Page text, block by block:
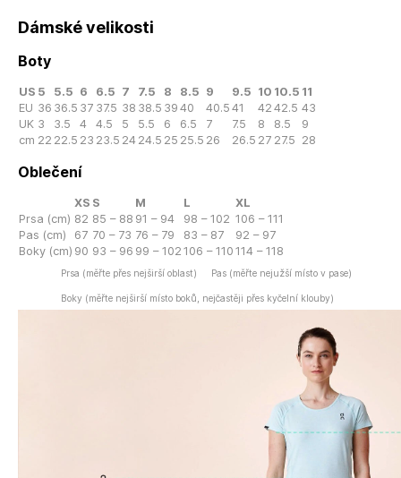
Dámské velikosti
Boty
US 5 5.5 6 6.5 7 7.5 8 8.5 9 9.5 10 10.5 11
EU 36 36.5 37 37.5 38 38.5 39 40 40.5 41 42 42.5 43
UK 3 3.5 4 4.5 5 5.5 6 6.5 7 7.5 8 8.5
9
cm 22 22.5 23 23.5 24 24.5 25 25.5 26 26.5 27 27.5 28
Oblečení
XS S M L
XL
Prsa (cm) 82 85 – 88 91 – 94 98 – 102 106 – 111
Pas (cm)
67 70 – 73 76 – 79 83 – 87
92 – 97
Boky (cm) 90 93 – 96 99 – 102 106 – 110 114 – 118
Prsa (měřte přes nejširší oblast) Pas (měřte nejužší místo v pase)
Boky (měřte nejširší místo boků, nejčastěji přes kyčelní klouby)